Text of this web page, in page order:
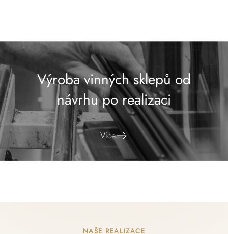
Výroba vinných sklepů od
návrhu po realizaci
Více
NAŠE REALIZACE